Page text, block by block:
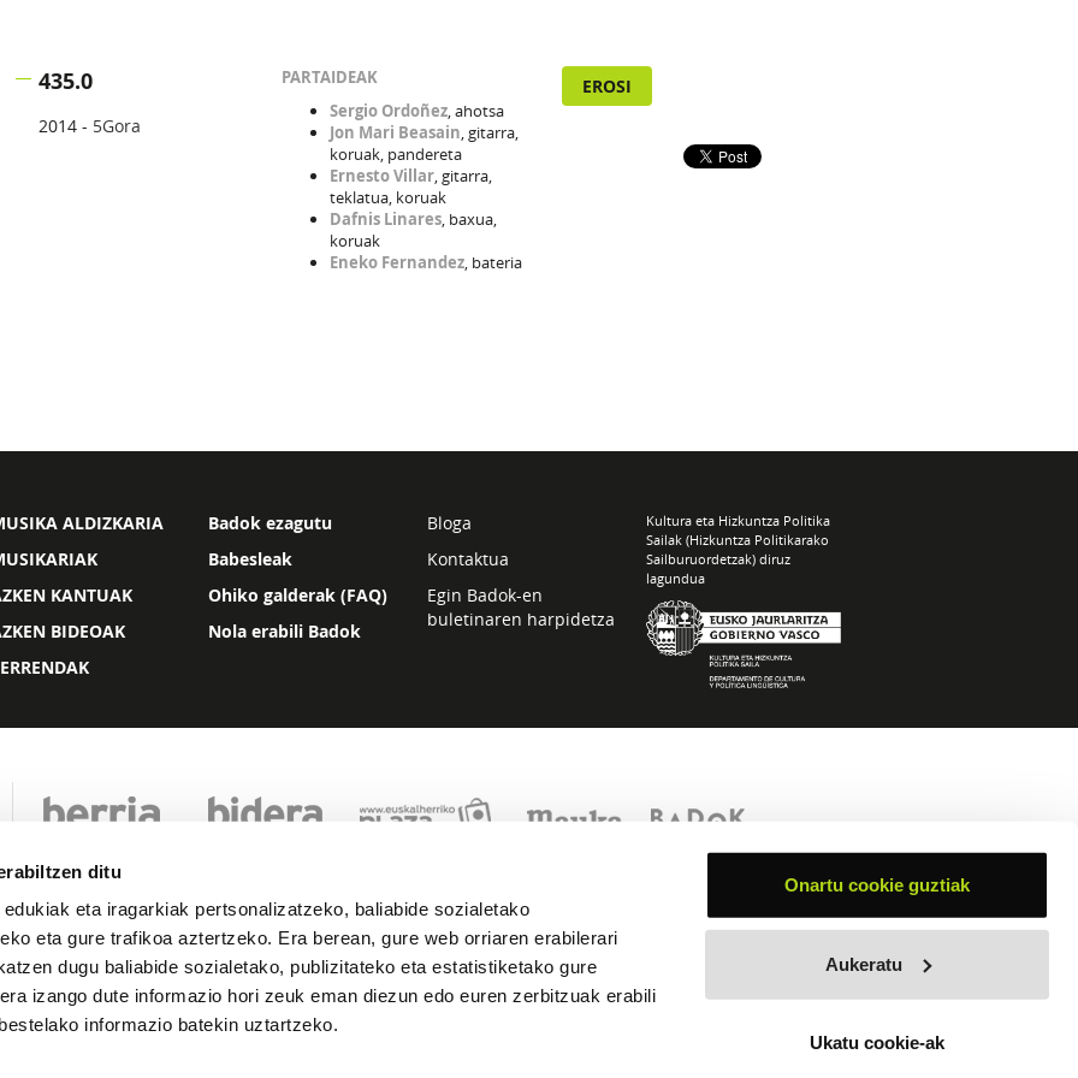
ditu
eta iragarkiak pertsonalizatzeko, baliabide sozialetako
eta gure trafikoa aztertzeko. Era berean, gure web orriaren erabilerari
dugu baliabide sozialetako, publizitateko eta estatistiketako gure
izango dute informazio hori zeuk eman diezun edo euren zerbitzuak erabili
informazio batekin uztartzeko.
Onartu cookie guztiak
Aukeratu
Ukatu cookie-ak
435.0
2014 - 5Gora
PARTAIDEAK
Sergio Ordoñez, ahotsa
Jon Mari Beasain, gitarra,
koruak, pandereta
Ernesto Villar, gitarra,
teklatua, koruak
Dafnis Linares, baxua,
koruak
Eneko Fernandez, bateria
EROSI
ALDIZKARIA
KANTUAK
BIDEOAK
Badok ezagutu
Babesleak
Ohiko galderak (FAQ)
Nola erabili Badok
Bloga
Kontaktua
Egin Badok-en
buletinaren harpidetza
Kultura eta Hizkuntza Politika
Sailak (Hizkuntza Politikarako
Sailburuordetzak) diruz
lagundua
Lege oharra Pribatutasuna Cookie politika